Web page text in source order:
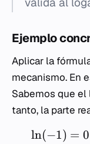
Ejemplo
Aplicar la
mecanismo. En
Sabemos que el
tanto, la parte
ln(−1) = 0